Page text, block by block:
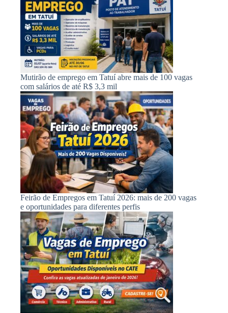
Mutirão de emprego em Tatuí abre mais de 100 vagas
com salários de até R$ 3,3 mil
Feirão de Empregos em Tatuí 2026: mais de 200 vagas
e oportunidades para diferentes perfis